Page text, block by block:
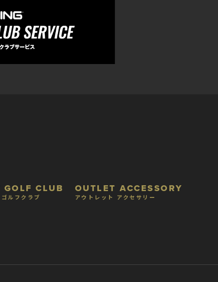
GOLF CLUB
ルフクラブ
OUTLET ACCESSORY
アウトレット アクセサリー